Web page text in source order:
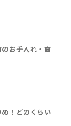
お手入れ・歯
！どのくらい